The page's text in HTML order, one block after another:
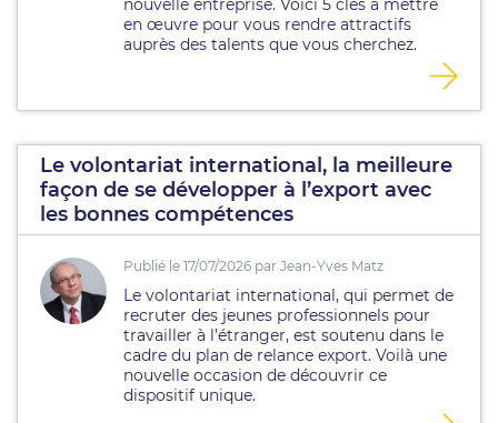
nouvelle entreprise. Voici 5 clés à mettre
en œuvre pour vous rendre attractifs
auprès des talents que vous cherchez.
Le volontariat international, la meilleure
façon de se développer à l’export avec
les bonnes compétences
Publié le 17/07/2026 par Jean-Yves Matz
Le volontariat international, qui permet de
recruter des jeunes professionnels pour
travailler à l’étranger, est soutenu dans le
cadre du plan de relance export. Voilà une
nouvelle occasion de découvrir ce
dispositif unique.